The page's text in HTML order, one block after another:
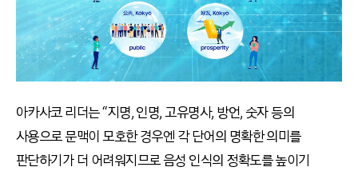
아카사코 리더는 “지명, 인명, 고유명사, 방언, 숫자 등의
사용으로 문맥이 모호한 경우엔 각 단어의 명확한 의미를
판단하기가 더 어려워지므로 음성 인식의 정확도를 높이기